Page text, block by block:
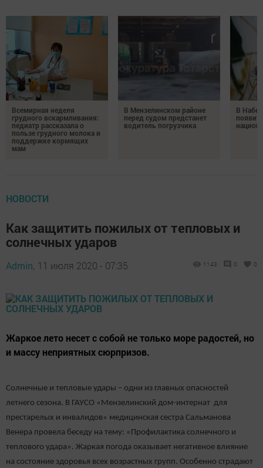
Всемирная неделя
грудного вскармливания:
педиатр рассказала о
пользе грудного молока и
поддержке кормящих
мам
В Мензелинском районе
перед судом предстанет
водитель погрузчика
В
НОВОСТИ
Как защитить пожилых от тепловых и
солнечных ударов
Admin, 11 июля 2020 - 07:35 1143 0 0
Жаркое лето несет с собой не только море радостей, но
и массу неприятных сюрпризов.
Солнечные и тепловые удары – одни из главных опасностей
летнего сезона. В ГАУСО «Мензелинский дом-интернат для
престарелых и инвалидов» медицинская сестра Сальманова
Венера провела беседу на тему: «Профилактика солнечного и
теплового удара». Жаркая погода оказывает негативное влияние
на состояние здоровья всех возрастных групп. Особенно страдают